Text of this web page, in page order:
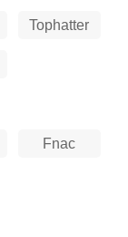
Tophatter
Fnac